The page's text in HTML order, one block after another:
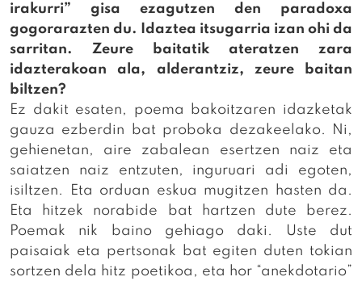
irakurri” gisa ezagutzen den paradoxa
gogorarazten du. Idaztea itsugarria izan ohi da
sarritan. Zeure baitatik ateratzen zara
idazterakoan ala, alderantziz, zeure baitan
biltzen?
Ez dakit esaten, poema bakoitzaren idazketak
gauza ezberdin bat proboka dezakeelako. Ni,
gehienetan, aire zabalean esertzen naiz eta
saiatzen naiz entzuten, inguruari adi egoten,
isiltzen. Eta orduan eskua mugitzen hasten da.
Eta hitzek norabide bat hartzen dute berez.
Poemak nik baino gehiago daki. Uste dut
paisaiak eta pertsonak bat egiten duten tokian
sortzen dela hitz poetikoa, eta hor “anekdotario”